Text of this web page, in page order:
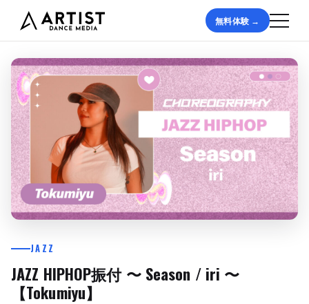
無料体験 →
JAZZ
JAZZ HIPHOP振付 〜 Season / iri 〜
【Tokumiyu】